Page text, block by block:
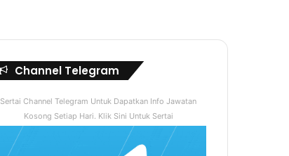
Channel Telegram
Sertai Channel Telegram Untuk Dapatkan Info Jawatan
Kosong Setiap Hari. Klik Sini Untuk Sertai